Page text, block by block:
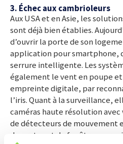
3. Échec aux cambrioleurs
Aux USA et en Asie, les
sont déjà bien établies.
d’ouvrir la porte de son
application pour smartphone,
serrure intelligente. Les
également le vent en poupe
empreinte digitale, par
l’iris. Quant à la surveillance,
caméras haute résolution
de détecteurs de mouvement
de portes et de fenêtres